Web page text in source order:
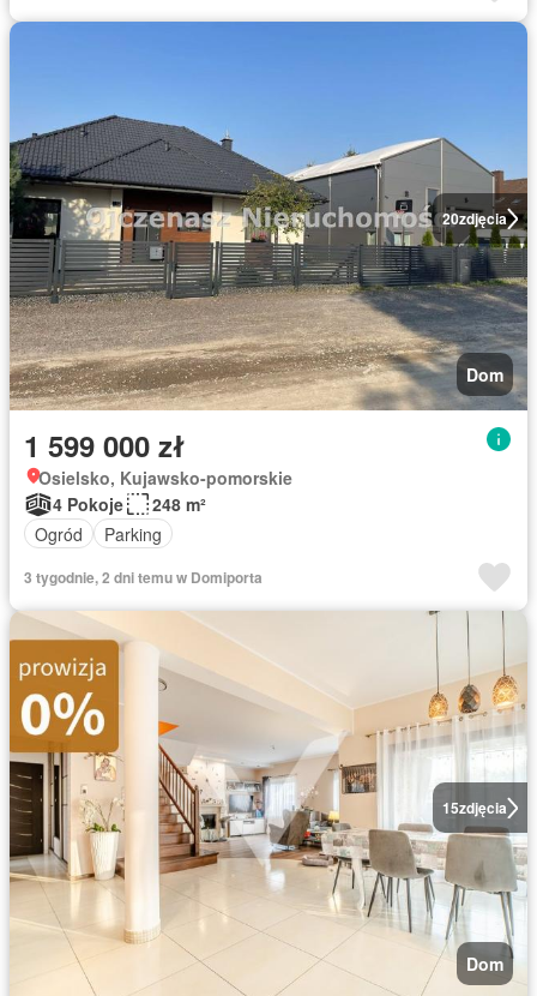
20zdjęcia
Dom
1 599 000 zł
Osielsko, Kujawsko-pomorskie
4 Pokoje
248 m²
Ogród
Parking
3 tygodnie, 2 dni temu w Domiporta
15zdjęcia
Dom